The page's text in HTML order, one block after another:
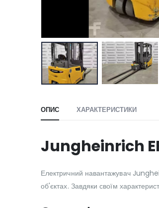
ОПИС ХАРАКТЕРИСТИКИ
Jungheinrich
Електричний навантажувач
об'єктах. Завдяки своїм